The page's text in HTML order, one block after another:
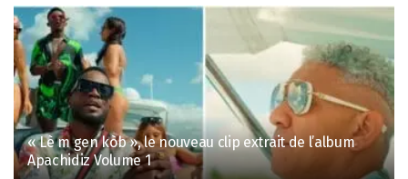
« Lè m gen kòb », le nouveau clip extrait de l’album
Apachidiz Volume 1